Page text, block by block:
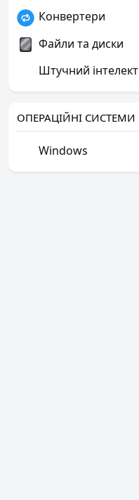
Конвертери
Файли та диски
Штучний інтелект
ОПЕРАЦІЙНІ СИСТЕМИ
Windows